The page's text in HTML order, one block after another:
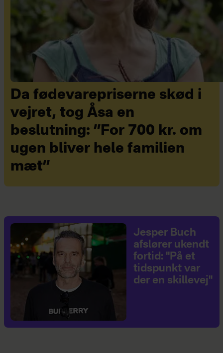
Da fødevarepriserne skød i
vejret, tog Åsa en
beslutning: ”For 700 kr. om
ugen bliver hele familien
mæt”
Jesper Buch
afslører ukendt
fortid: "På et
tidspunkt var
der en skillevej"